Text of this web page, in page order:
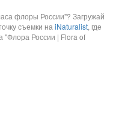
флоры России"? Загружай
съемки наiNaturalist, где
"Флора России | Flora of